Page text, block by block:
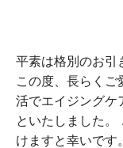
平素は格別のお引
この度、長らくご
活でエイジングケ
といたしました。
けますと幸いです